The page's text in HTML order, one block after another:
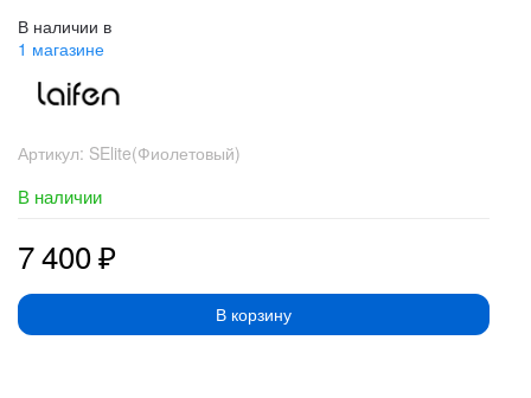
В наличии в
1 магазине
Артикул: SElite(Фиолетовый)
В наличии
7 400₽
В корзину